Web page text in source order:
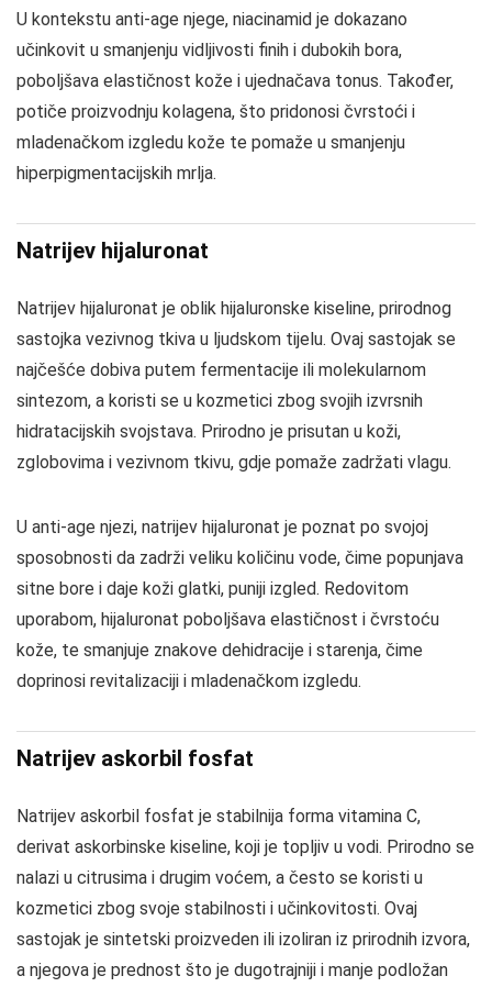
U kontekstu anti-age njege, niacinamid je dokazano
učinkovit u smanjenju vidljivosti finih i dubokih bora,
poboljšava elastičnost kože i ujednačava tonus. Također,
potiče proizvodnju kolagena, što pridonosi čvrstoći i
mladenačkom izgledu kože te pomaže u smanjenju
hiperpigmentacijskih mrlja.
Natrijev hijaluronat
Natrijev hijaluronat je oblik hijaluronske kiseline, prirodnog
sastojka vezivnog tkiva u ljudskom tijelu. Ovaj sastojak se
najčešće dobiva putem fermentacije ili molekularnom
sintezom, a koristi se u kozmetici zbog svojih izvrsnih
hidratacijskih svojstava. Prirodno je prisutan u koži,
zglobovima i vezivnom tkivu, gdje pomaže zadržati vlagu.
U anti-age njezi, natrijev hijaluronat je poznat po svojoj
sposobnosti da zadrži veliku količinu vode, čime popunjava
sitne bore i daje koži glatki, puniji izgled. Redovitom
uporabom, hijaluronat poboljšava elastičnost i čvrstoću
kože, te smanjuje znakove dehidracije i starenja, čime
doprinosi revitalizaciji i mladenačkom izgledu.
Natrijev askorbil fosfat
Natrijev askorbil fosfat je stabilnija forma vitamina C,
derivat askorbinske kiseline, koji je topljiv u vodi. Prirodno se
nalazi u citrusima i drugim voćem, a često se koristi u
kozmetici zbog svoje stabilnosti i učinkovitosti. Ovaj
sastojak je sintetski proizveden ili izoliran iz prirodnih izvora,
a njegova je prednost što je dugotrajniji i manje podložan